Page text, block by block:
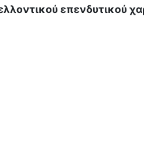
επενδυτικού